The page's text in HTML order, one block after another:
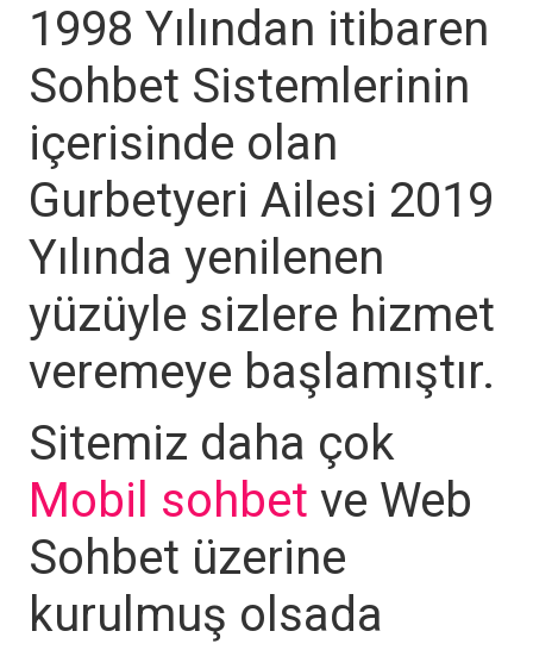
1998 Yılından itibaren
Sohbet Sistemlerinin
içerisinde olan
Gurbetyeri Ailesi 2019
Yılında yenilenen
yüzüyle sizlere hizmet
veremeye başlamıştır.
Sitemiz daha çok
Mobil sohbet ve Web
Sohbet üzerine
kurulmuş olsada